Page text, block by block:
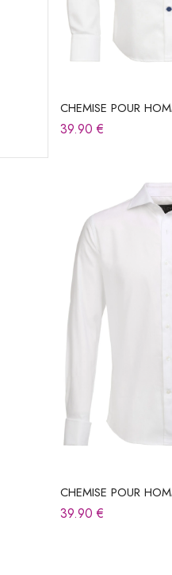
CHEMISE POUR
39.90€
CHEMISE POUR
39.90€